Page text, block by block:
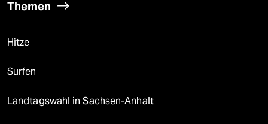
Themen
Hitze
Surfen
Landtagswahl in Sachsen-Anhalt